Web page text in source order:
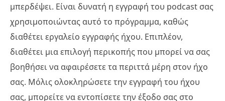
μπερδέψει. Είναι δυνατή η εγγραφή του podcast σας
χρησιμοποιώντας αυτό το πρόγραμμα, καθώς
διαθέτει εργαλείο εγγραφής ήχου. Επιπλέον,
διαθέτει μια επιλογή περικοπής που μπορεί να σας
βοηθήσει να αφαιρέσετε τα περιττά μέρη στον ήχο
σας. Μόλις ολοκληρώσετε την εγγραφή του ήχου
σας, μπορείτε να εντοπίσετε την έξοδο σας στο